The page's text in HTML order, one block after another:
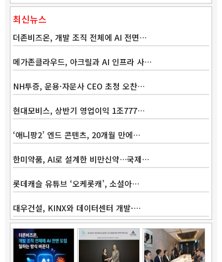
최신뉴스
더존비즈온, 개발 조직 전체에 AI 전면…
메가존클라우드, 아크릴과 AI 인프라 사…
NH투증, 운용·자문사 CEO 초청 오찬…
현대모비스, 상반기 영업이익 1조777…
‘애니팡2’ 엔드 콘텐츠, 20개월 만에…
한미약품, AI로 설계한 비만신약…국제…
롯데캐슬 유튜브 ‘오케롯캐’, 소셜아…
대우건설, KINX와 데이터센터 개발·…